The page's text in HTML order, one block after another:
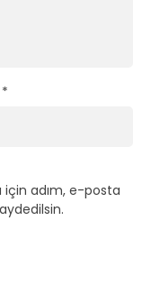
*
için adım, e-posta